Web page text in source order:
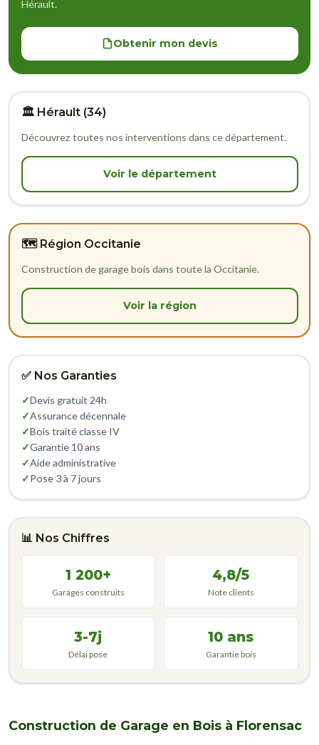
Construction de Garage en Bois à Florensac
Hérault.
Obtenir mon devis
🏛️ Hérault (34)
Découvrez toutes nos interventions dans ce département.
Voir le département
🗺️ Région Occitanie
Construction de garage bois dans toute la Occitanie.
Voir la région
✅ Nos Garanties
✓Devis gratuit 24h
✓Assurance décennale
✓Bois traité classe IV
✓Garantie 10 ans
✓Aide administrative
✓Pose 3 à 7 jours
📊 Nos Chiffres
1 200+
Garages construits
4,8/5
Note clients
3-7j
Délai pose
10 ans
Garantie bois